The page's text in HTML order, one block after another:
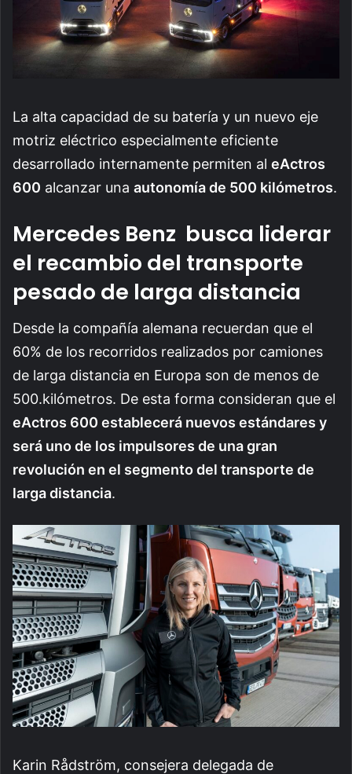
La alta capacidad de su batería y un nuevo eje
motriz eléctrico especialmente eficiente
desarrollado internamente permiten al eActros
600 alcanzar una autonomía de 500 kilómetros.
Mercedes Benz busca liderar
el recambio del transporte
pesado de larga distancia
Desde la compañía alemana recuerdan que el
60% de los recorridos realizados por camiones
de larga distancia en Europa son de menos de
500.kilómetros. De esta forma consideran que el
eActros 600 establecerá nuevos estándares y
será uno de los impulsores de una gran
revolución en el segmento del transporte de
larga distancia.
Karin Rådström, consejera delegada de